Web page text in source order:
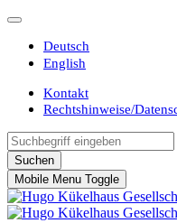
Deutsch
English
Kontakt
Rechtshinweise/
Suchen
Mobile Menu Toggle